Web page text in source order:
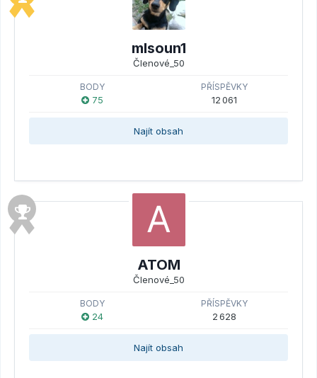
mlsoun1
Členové_50
BODY
75
PŘÍSPĚVKY
12 061
Najít obsah
ATOM
Členové_50
BODY
24
PŘÍSPĚVKY
2 628
Najít obsah